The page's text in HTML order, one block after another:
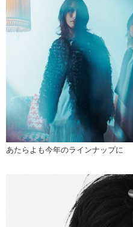
あたらよも今年のラインナップに